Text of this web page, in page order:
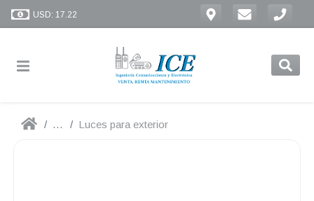
USD: 17.22
... Luces para exterior